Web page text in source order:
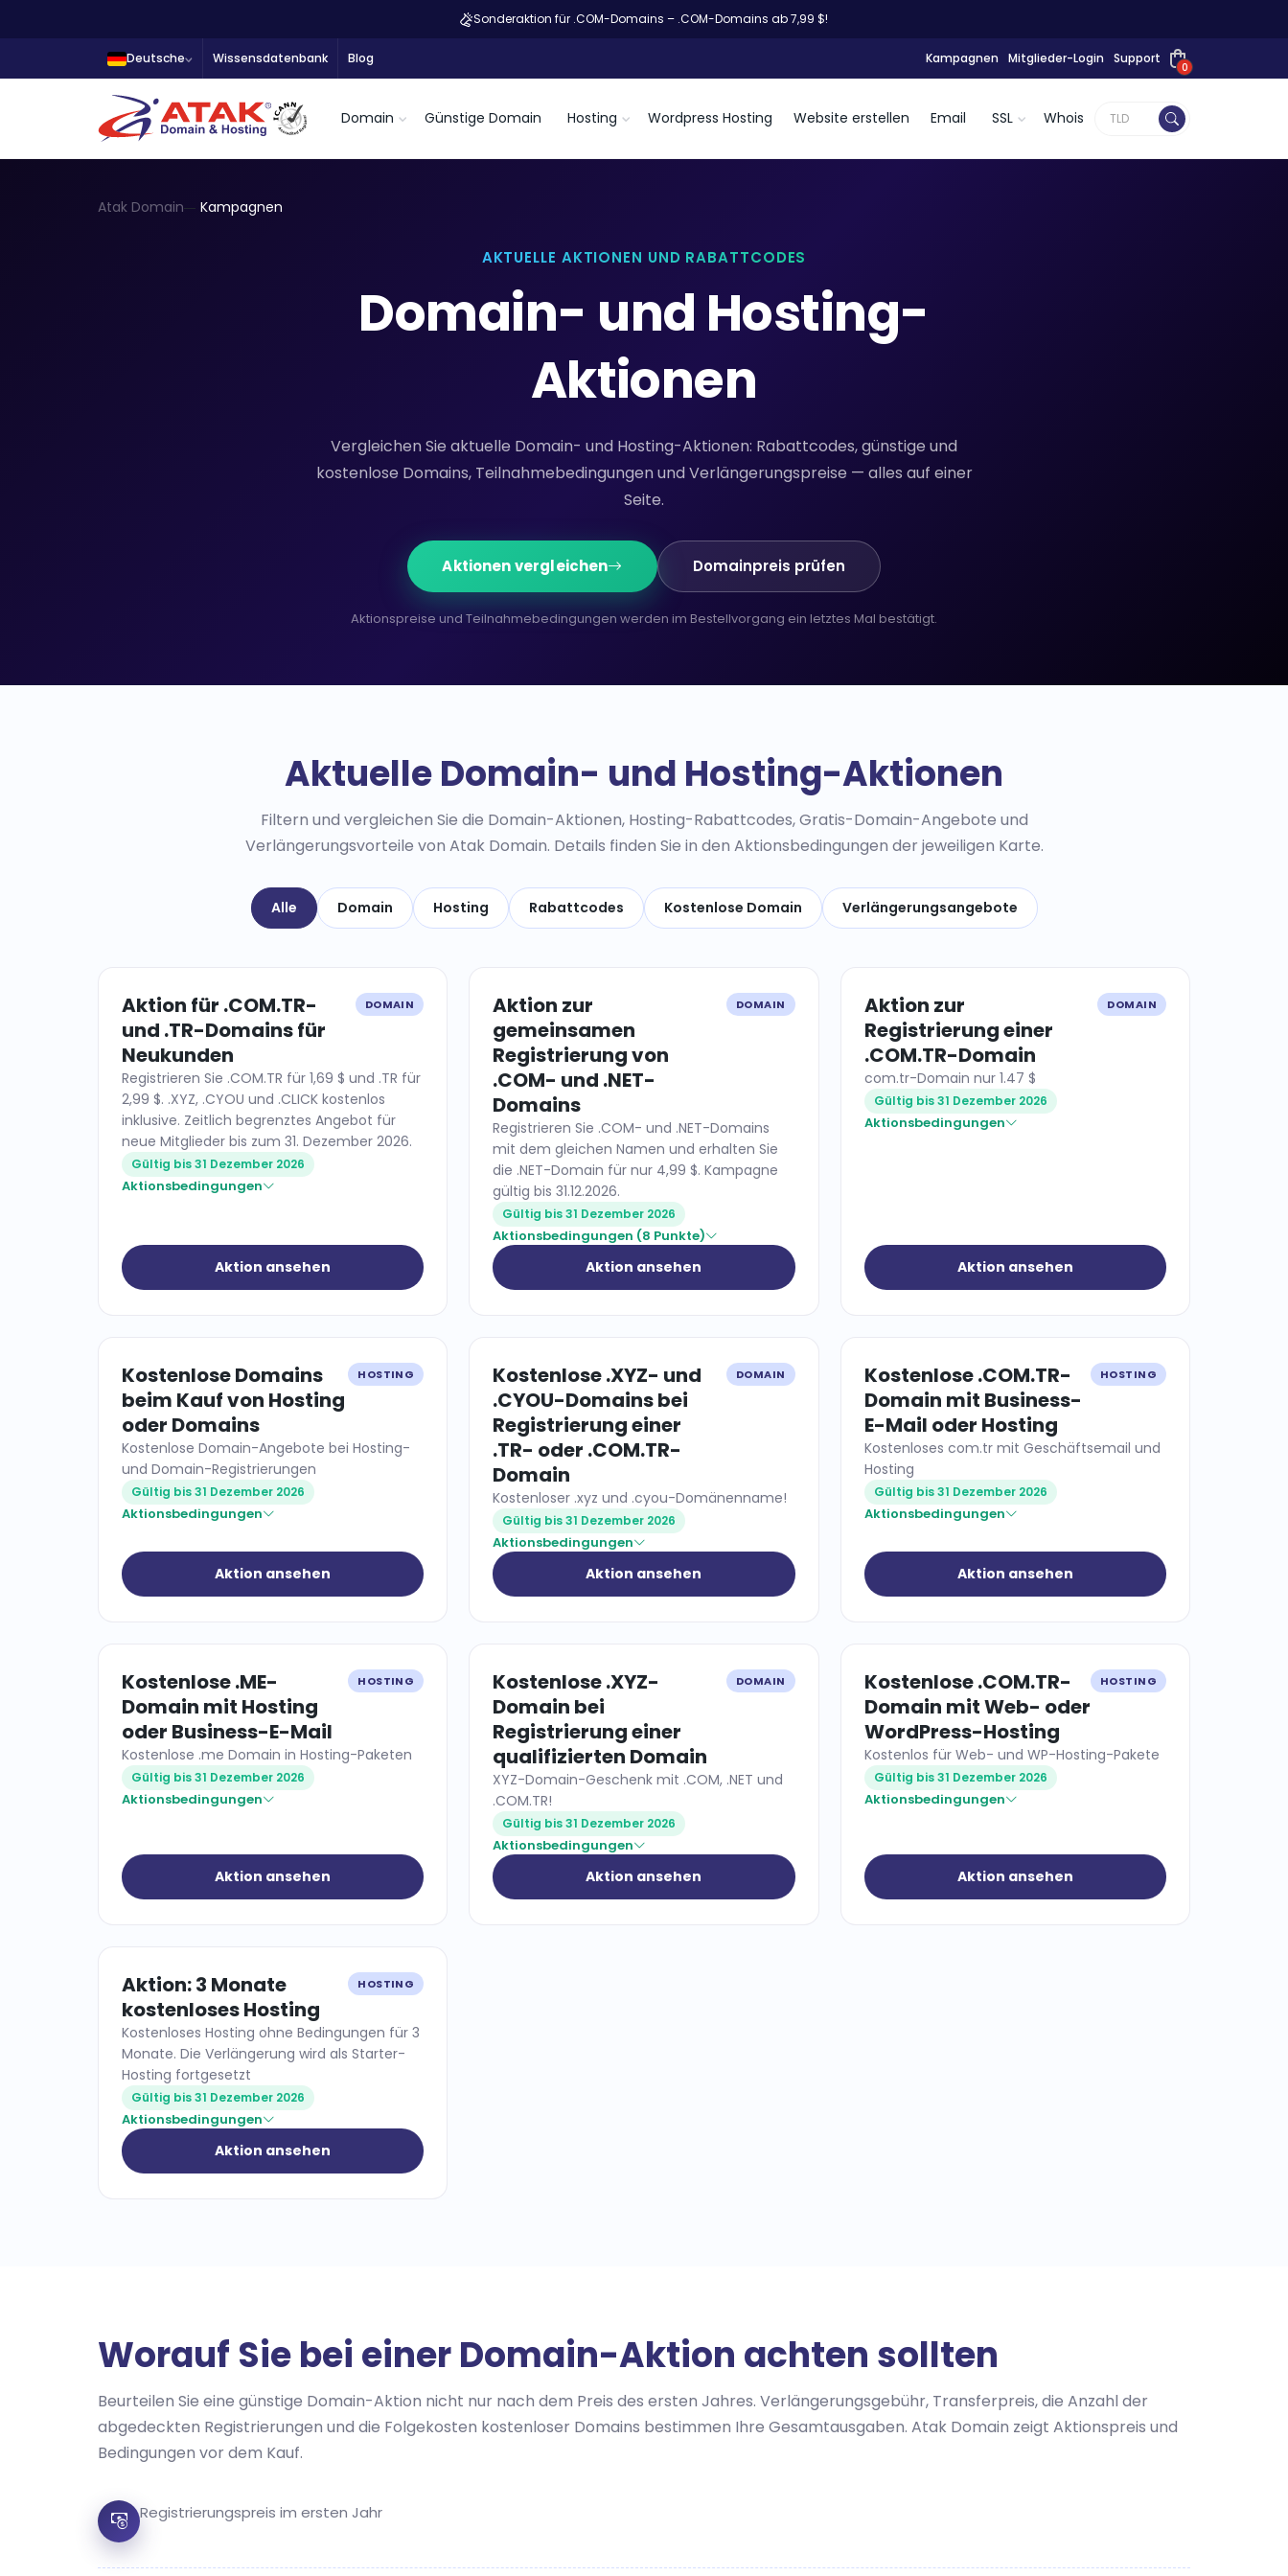
Sonderaktion für .COM-Domains – .COM-Domains ab 7,99 $!
Deutsche Wissensdatenbank Blog Kampagnen Mitglieder-Login Support
0
Domain Günstige Domain Hosting Wordpress Hosting Website erstellen Email SSL Whois
Atak Domain Kampagnen
AKTUELLE AKTIONEN UND RABATTCODES
Domain- und Hosting-
Aktionen
Vergleichen Sie aktuelle Domain- und Hosting-Aktionen: Rabattcodes, günstige und
kostenlose Domains, Teilnahmebedingungen und Verlängerungspreise — alles auf einer
Seite.
Aktionen vergleichen Domainpreis prüfen
Aktionspreise und Teilnahmebedingungen werden im Bestellvorgang ein letztes Mal bestätigt.
Aktuelle Domain- und Hosting-Aktionen
Filtern und vergleichen Sie die Domain-Aktionen, Hosting-Rabattcodes, Gratis-Domain-Angebote und
Verlängerungsvorteile von Atak Domain. Details finden Sie in den Aktionsbedingungen der jeweiligen Karte.
Alle Domain Hosting Rabattcodes Kostenlose Domain Verlängerungsangebote
Aktion für .COM.TR-
und .TR-Domains für
Neukunden
DOMAIN
Registrieren Sie .COM.TR für 1,69 $ und .TR für
2,99 $. .XYZ, .CYOU und .CLICK kostenlos
inklusive. Zeitlich begrenztes Angebot für
neue Mitglieder bis zum 31. Dezember 2026.
Gültig bis 31 Dezember 2026
Aktionsbedingungen
Aktion ansehen
Aktion zur
gemeinsamen
Registrierung von
.COM- und .NET-
Domains
DOMAIN
Registrieren Sie .COM- und .NET-Domains
mit dem gleichen Namen und erhalten Sie
die .NET-Domain für nur 4,99 $. Kampagne
gültig bis 31.12.2026.
Gültig bis 31 Dezember 2026
Aktionsbedingungen (8 Punkte)
Aktion ansehen
Aktion zur
Registrierung einer
.COM.TR-Domain
DOMAIN
com.tr-Domain nur 1.47 $
Gültig bis 31 Dezember 2026
Aktionsbedingungen
Aktion ansehen
Kostenlose Domains
beim Kauf von Hosting
oder Domains
HOSTING
Kostenlose Domain-Angebote bei Hosting-
und Domain-Registrierungen
Gültig bis 31 Dezember 2026
Aktionsbedingungen
Aktion ansehen
Kostenlose .XYZ- und
.CYOU-Domains bei
Registrierung einer
.TR- oder .COM.TR-
Domain
DOMAIN
Kostenloser .xyz und .cyou-Domänenname!
Gültig bis 31 Dezember 2026
Aktionsbedingungen
Aktion ansehen
Kostenlose .COM.TR-
Domain mit Business-
E-Mail oder Hosting
HOSTING
Kostenloses com.tr mit Geschäftsemail und
Hosting
Gültig bis 31 Dezember 2026
Aktionsbedingungen
Aktion ansehen
Kostenlose .ME-
Domain mit Hosting
oder Business-E-Mail
HOSTING
Kostenlose .me Domain in Hosting-Paketen
Gültig bis 31 Dezember 2026
Aktionsbedingungen
Aktion ansehen
Kostenlose .XYZ-
Domain bei
Registrierung einer
qualifizierten Domain
DOMAIN
XYZ-Domain-Geschenk mit .COM, .NET und
.COM.TR!
Gültig bis 31 Dezember 2026
Aktionsbedingungen
Aktion ansehen
Kostenlose .COM.TR-
Domain mit Web- oder
WordPress-Hosting
HOSTING
Kostenlos für Web- und WP-Hosting-Pakete
Gültig bis 31 Dezember 2026
Aktionsbedingungen
Aktion ansehen
Aktion: 3 Monate
kostenloses Hosting
HOSTING
Kostenloses Hosting ohne Bedingungen für 3
Monate. Die Verlängerung wird als Starter-
Hosting fortgesetzt
Gültig bis 31 Dezember 2026
Aktionsbedingungen
Aktion ansehen
Worauf Sie bei einer Domain-Aktion achten sollten
Beurteilen Sie eine günstige Domain-Aktion nicht nur nach dem Preis des ersten Jahres. Verlängerungsgebühr, Transferpreis, die Anzahl der
abgedeckten Registrierungen und die Folgekosten kostenloser Domains bestimmen Ihre Gesamtausgaben. Atak Domain zeigt Aktionspreis und
Bedingungen vor dem Kauf.
Registrierungspreis im ersten Jahr